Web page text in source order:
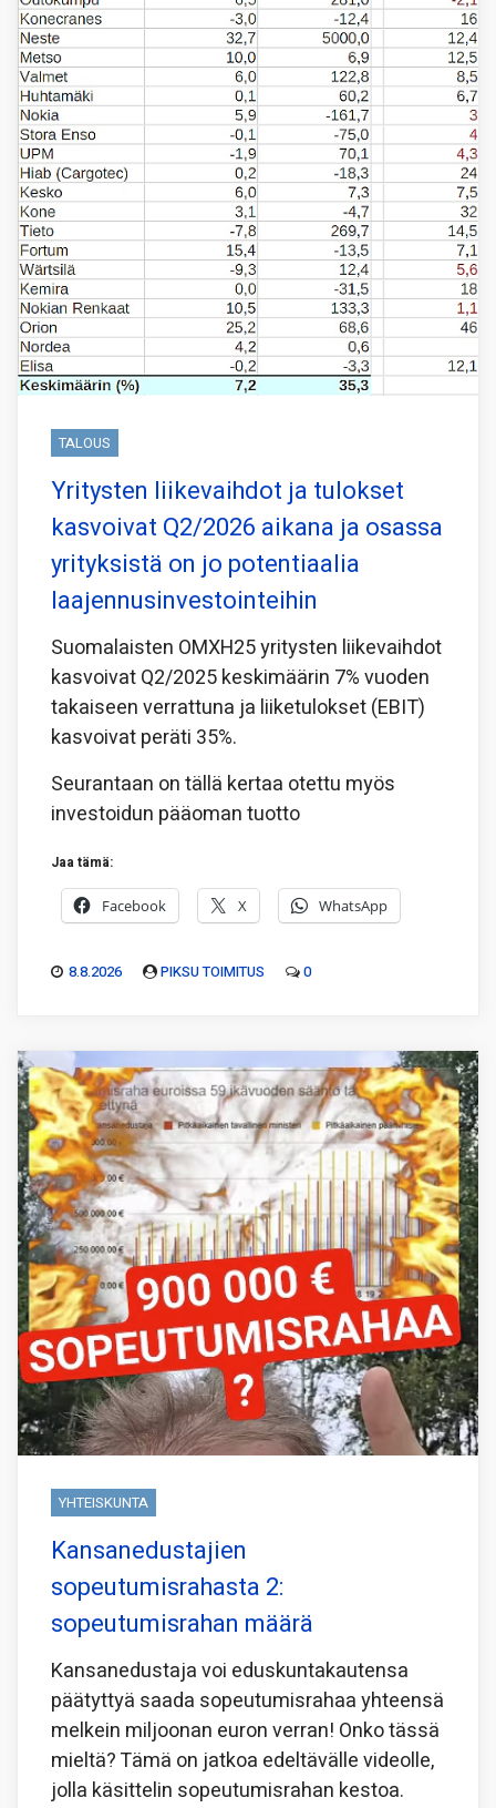
TALOUS
Yritysten liikevaihdot ja tulokset
kasvoivat Q2/2026 aikana ja osassa
yrityksistä on jo potentiaalia
laajennusinvestointeihin
Suomalaisten OMXH25 yritysten liikevaihdot
kasvoivat Q2/2025 keskimäärin 7% vuoden
takaiseen verrattuna ja liiketulokset (EBIT)
kasvoivat peräti 35%.
Seurantaan on tällä kertaa otettu myös
investoidun pääoman tuotto
Jaa tämä:
Facebook X WhatsApp
8.8.2026 PIKSU TOIMITUS 0
YHTEISKUNTA
Kansanedustajien
sopeutumisrahasta 2:
sopeutumisrahan määrä
Kansanedustaja voi eduskuntakautensa
päätyttyä saada sopeutumisrahaa yhteensä
melkein miljoonan euron verran! Onko tässä
mieltä? Tämä on jatkoa edeltävälle videolle,
jolla käsittelin sopeutumisrahan kestoa.